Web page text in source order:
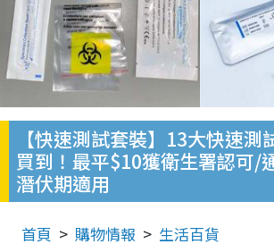
【快速測試套裝】13大快速測
買到！最平$10獲衛生署認可/
潛伏期適用
首頁 購物情報 生活百貨